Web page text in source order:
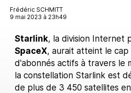
Frédéric SCHMITT
9 mai 2023 à 23h49
Starlink, la division Internet
SpaceX, aurait atteint le cap
d'abonnés actifs à travers le
la constellation Starlink est
de plus de 3 450 satellites